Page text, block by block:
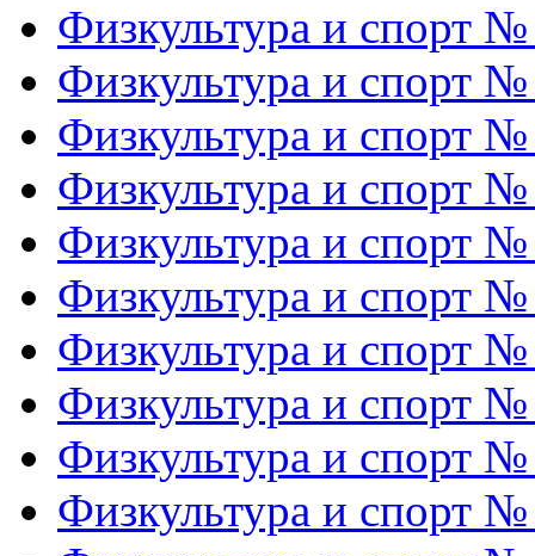
Физкультура и спорт
Физкультура и спорт
Физкультура и спорт
Физкультура и спорт
Физкультура и спорт
Физкультура и спорт
Физкультура и спорт
Физкультура и спорт
Физкультура и спорт
Физкультура и спорт